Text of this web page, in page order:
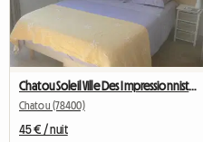
Chatou Soleil Ville Des Impressionnistes
Chatou (78400)
45 € / nuit